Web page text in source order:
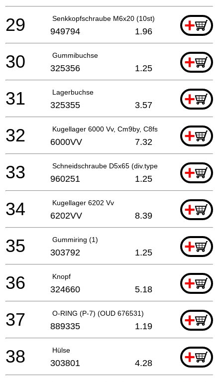
Senkkopfschraube M6x20 (10st) +
29 949794 1.96
Gummibuchse +
30 325356 1.25
Lagerbuchse +
31 325355 3.57
Kugellager 6000 Vv, Cm9by, C8fse, G23ss+
32 6000VV 7.32
Schneidschraube D5x65 (div.typen) +
33 960251 1.25
Kugellager 6202 Vv +
34 6202VV 8.39
Gummiring (1) +
35 303792 1.25
Knopf +
36 324660 5.18
O-RING (P-7) (OUD 676531) +
37 889335 1.19
Hülse +
38 303801 4.28